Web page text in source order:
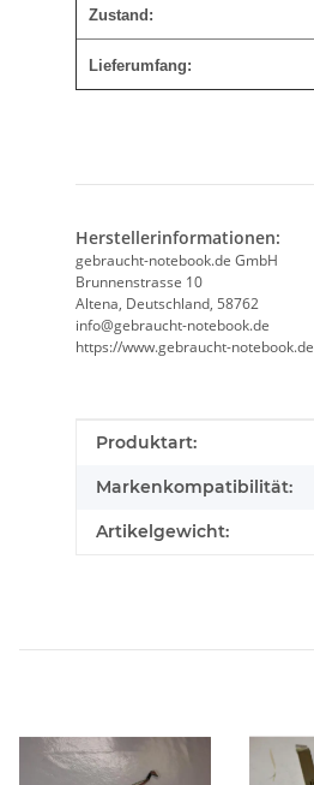
Zustand:
Lieferumfang:
Herstellerinformationen:
gebraucht-notebook.de GmbH
Brunnenstrasse 10
Altena, Deutschland, 58762
info@gebraucht-notebook.de
https://www.gebraucht-notebook.de
Produkteigenschaft
Wert
Produktart:
Markenkompatibilität:
Artikelgewicht: